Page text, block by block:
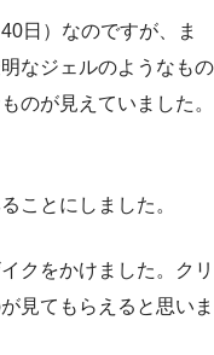
日）なのですが、ま
なジェルのようなもの
のが見えていました。
ことにしました。
クをかけました。クリ
見てもらえると思いま